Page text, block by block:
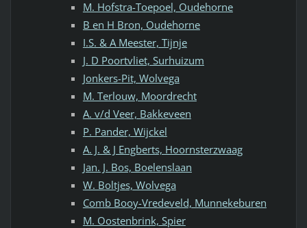
M. Hofstra-Toepoel, Oudehorne
B en H Bron, Oudehorne
I.S. & A Meester, Tijnje
J. D Poortvliet, Surhuizum
Jonkers-Pit, Wolvega
M. Terlouw, Moordrecht
A. v/d Veer, Bakkeveen
P. Pander, Wijckel
A. J. & J Engberts, Hoornsterzwaag
Jan. J. Bos, Boelenslaan
W. Boltjes, Wolvega
Comb Booy-Vredeveld, Munnekeburen
M. Oostenbrink, Spier